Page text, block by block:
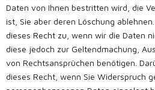
Daten von Ihnen bestritten wird, die
ist, Sie aber deren Löschung
dieses Recht zu, wenn wir die Daten
diese jedoch zur Geltendmachung,
von Rechtsansprüchen benötigen.
dieses Recht, wenn Sie Widerspruch